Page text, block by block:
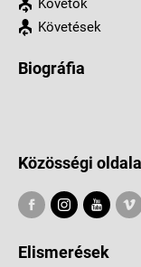
Követők
Követések
Biográfia
Közösségi
Elismerések